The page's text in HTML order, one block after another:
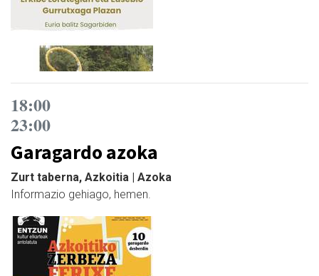
18:00
23:00
Garagardo azoka
Zurt taberna, Azkoitia | Azoka
Informazio gehiago, hemen.